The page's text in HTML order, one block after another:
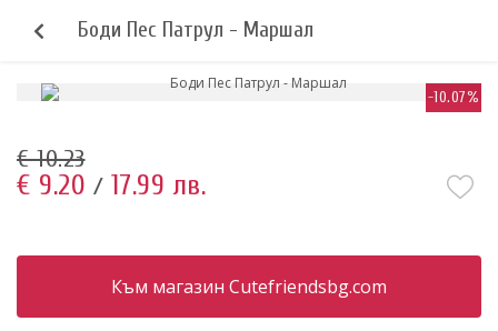
-10.07%
Боди Пес Патрул - Маршал
€ 10.23
€ 9.20 / 17.99 лв.
Към магазин Cutefriendsbg.com